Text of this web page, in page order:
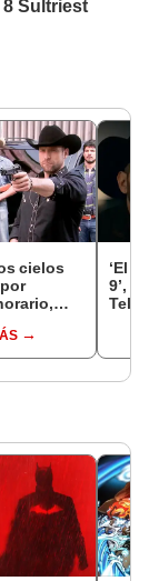
cielos
‘El
9’,